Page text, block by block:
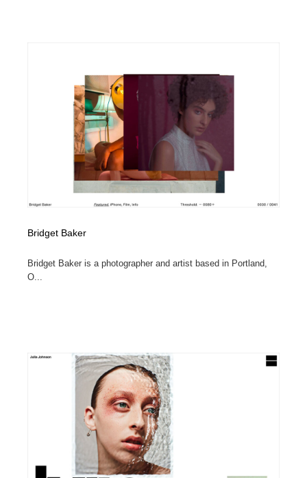
Bridget Baker
Bridget Baker is a photographer and artist based in Portland,
O...